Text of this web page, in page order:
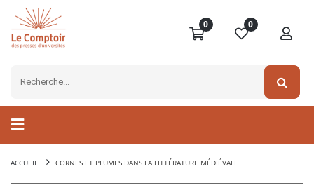
0 0
ACCUEIL CORNES ET PLUMES DANS LA LITTÉRATURE MÉDIÉVALE